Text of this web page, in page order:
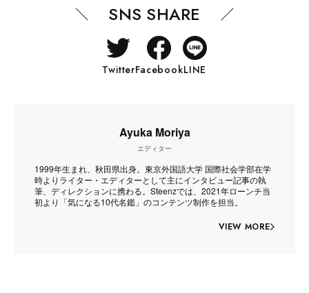
SNS SHARE
TwitterFacebookLINE
Ayuka Moriya
エディター
1999年生まれ、秋田県出身。東京外国語大学 国際社会学部在学
時よりライター・エディターとして主にインタビュー記事の執
筆、ディレクションに携わる。Steenzでは、2021年ローンチ当
初より「気になる10代名鑑」のコンテンツ制作を担当。
VIEW MORE